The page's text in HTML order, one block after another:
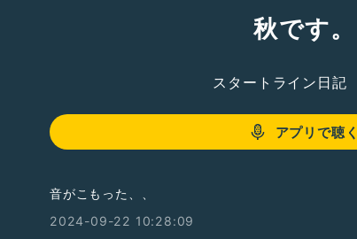
秋です。
スタートライン日記
アプリで聴く
音がこもった、、
2024-09-22 10:28:09